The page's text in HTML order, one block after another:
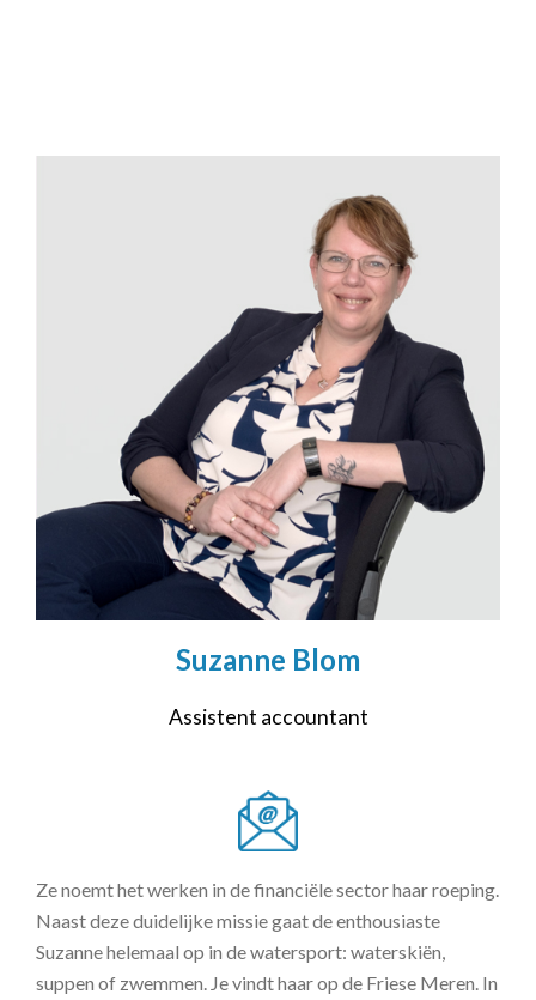
Suzanne Blom
Assistent accountant
Ze noemt het werken in de financiële sector haar roeping.
Naast deze duidelijke missie gaat de enthousiaste
Suzanne helemaal op in de watersport: waterskiën,
suppen of zwemmen. Je vindt haar op de Friese Meren. In